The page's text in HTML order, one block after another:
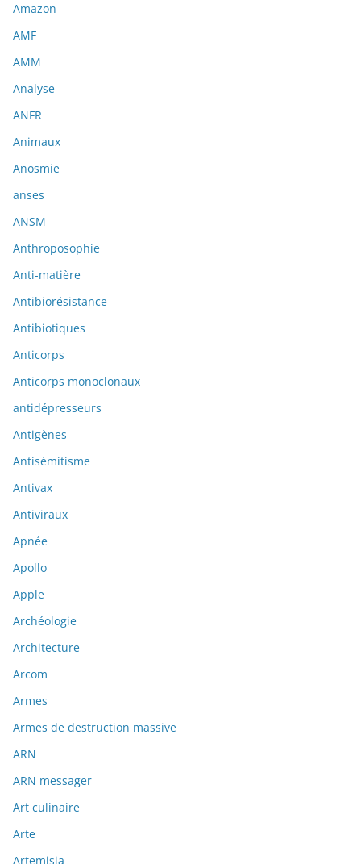
Amazon
AMF
AMM
Analyse
ANFR
Animaux
Anosmie
anses
ANSM
Anthroposophie
Anti-matière
Antibiorésistance
Antibiotiques
Anticorps
Anticorps monoclonaux
antidépresseurs
Antigènes
Antisémitisme
Antivax
Antiviraux
Apnée
Apollo
Apple
Archéologie
Architecture
Arcom
Armes
Armes de destruction massive
ARN
ARN messager
Art culinaire
Arte
Artemisia